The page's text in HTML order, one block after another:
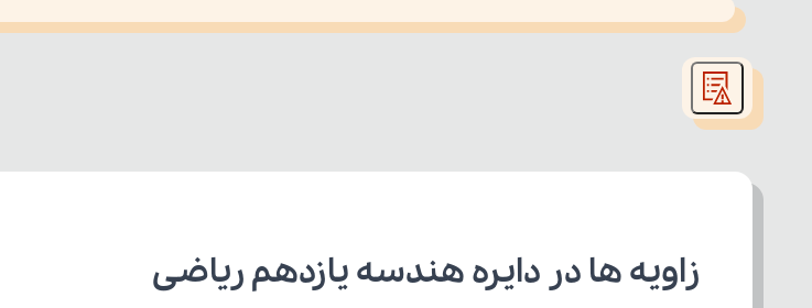
This
is
window.
زاویه ها در دایره هندسه یازدهم ریاضی